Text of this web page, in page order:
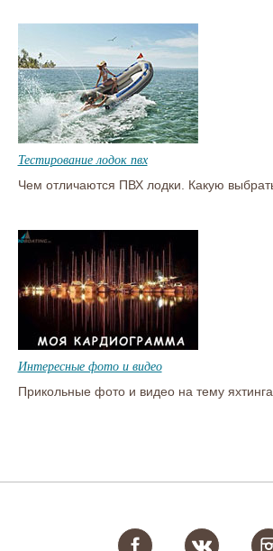
Тестирование лодок пвх
Чем отличаются ПВХ лодки. Какую
Интересные фото и видео
Прикольные фото и видео на тему